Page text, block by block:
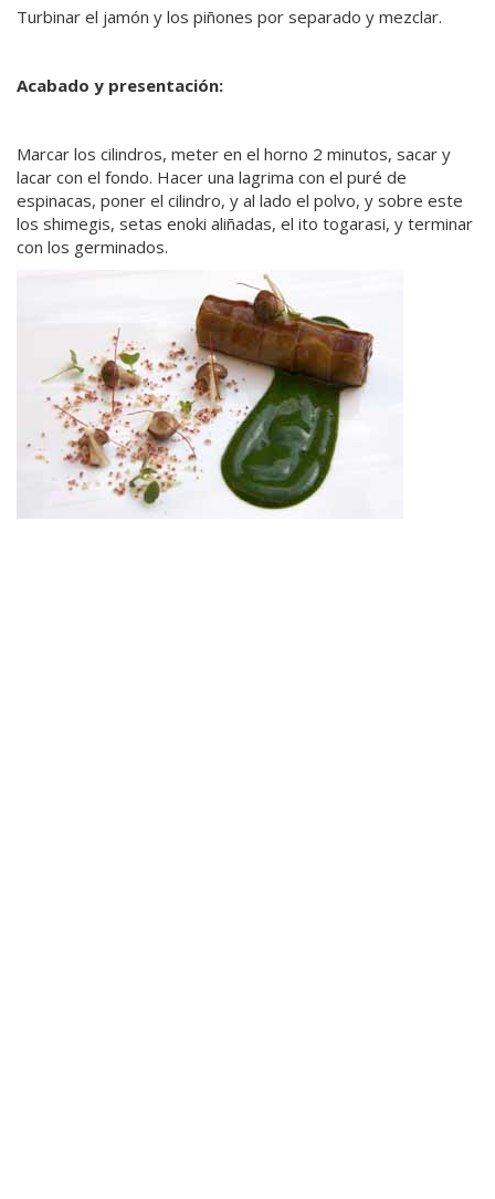
Turbinar el jamón y los piñones por separado y mezclar.
Acabado y presentación:
Marcar los cilindros, meter en el horno 2 minutos, sacar y
lacar con el fondo. Hacer una lagrima con el puré de
espinacas, poner el cilindro, y al lado el polvo, y sobre este
los shimegis, setas enoki aliñadas, el ito togarasi, y terminar
con los germinados.